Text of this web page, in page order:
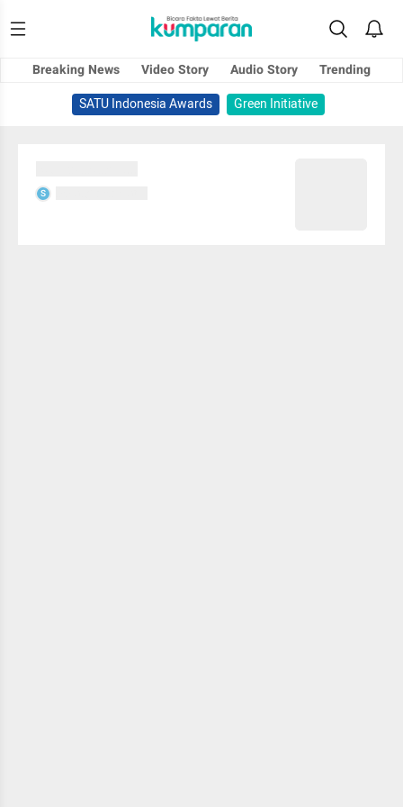
Breaking News Video Story Audio Story
Trending
SATU Indonesia Awards
Green Initiative
S